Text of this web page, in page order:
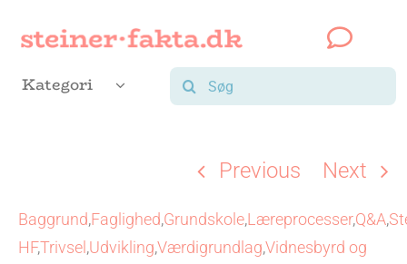
Kategori
Søg
efter:
Previous Next
Baggrund,Faglighed,Grundskole,Læreprocesser,Q&A,
HF,Trivsel,Udvikling,Værdigrundlag,Vidnesbyrd og